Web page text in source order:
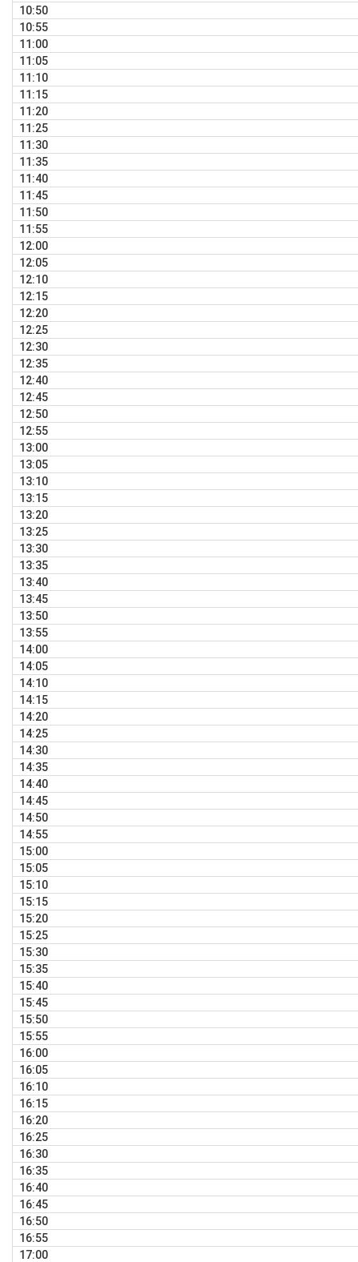
10:50
10:55
11:00
11:05
11:10
11:15
11:20
11:25
11:30
11:35
11:40
11:45
11:50
11:55
12:00
12:05
12:10
12:15
12:20
12:25
12:30
12:35
12:40
12:45
12:50
12:55
13:00
13:05
13:10
13:15
13:20
13:25
13:30
13:35
13:40
13:45
13:50
13:55
14:00
14:05
14:10
14:15
14:20
14:25
14:30
14:35
14:40
14:45
14:50
14:55
15:00
15:05
15:10
15:15
15:20
15:25
15:30
15:35
15:40
15:45
15:50
15:55
16:00
16:05
16:10
16:15
16:20
16:25
16:30
16:35
16:40
16:45
16:50
16:55
17:00